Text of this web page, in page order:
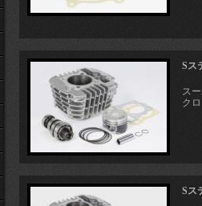
Sス
ス
ク
Sス